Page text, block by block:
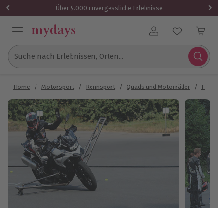
Über 9.000 unvergessliche Erlebnisse
Benutzerkonto
Suche nach Erlebnissen, Orten...
Home / Motorsport / Rennsport / Quads und Motorräder /